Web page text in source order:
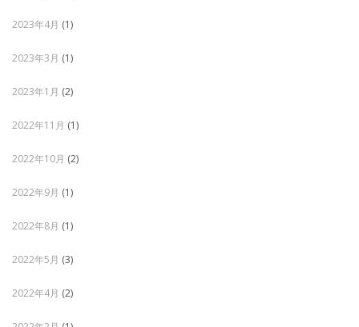
2023年4月 (1)
2023年3月 (1)
2023年1月 (2)
2022年11月 (1)
2022年10月 (2)
2022年9月 (1)
2022年8月 (1)
2022年5月 (3)
2022年4月 (2)